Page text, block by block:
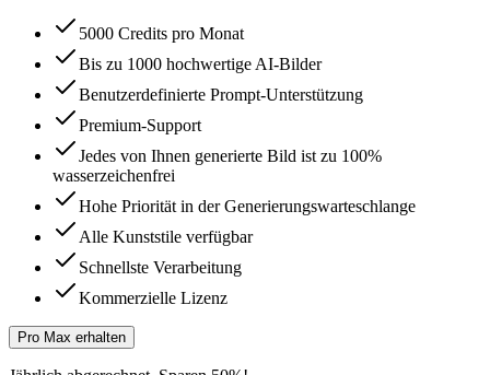
5000 Credits pro Monat
Bis zu 1000 hochwertige AI-Bilder
Benutzerdefinierte Prompt-Unterstützung
Premium-Support
Jedes von Ihnen generierte Bild ist zu 100%
wasserzeichenfrei
Hohe Priorität in der Generierungswarteschlange
Alle Kunststile verfügbar
Schnellste Verarbeitung
Kommerzielle Lizenz
Pro Max erhalten